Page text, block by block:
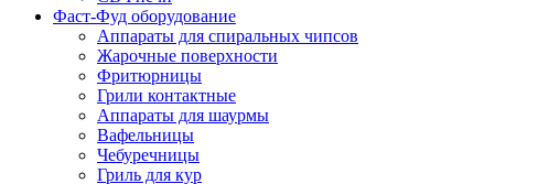
Фаст-Фуд оборудование
Аппараты для спиральных чипсов
Жарочные поверхности
Фритюрницы
Грили контактные
Аппараты для шаурмы
Вафельницы
Чебуречницы
Гриль для кур